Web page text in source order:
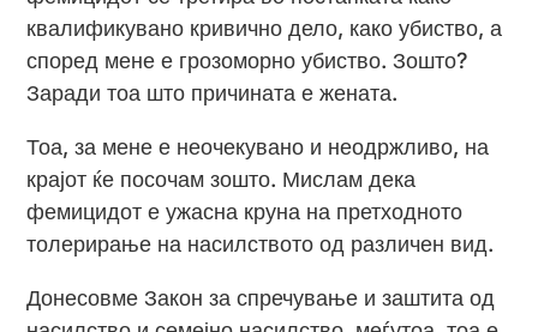
квалификувано кривично дело, како убиство, а
според мене е грозоморно убиство. Зошто?
Заради тоа што причината е жената.
Тоа, за мене е неочекувано и неодржливо, на
крајот ќе посочам зошто. Мислам дека
фемицидот е ужасна круна на претходното
толерирање на насилството од различен вид.
Донесовме Закон за спречување и заштита од